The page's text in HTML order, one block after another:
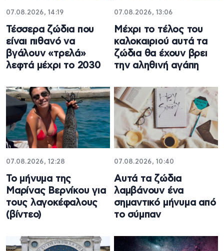
07.08.2026, 14:19
Τέσσερα ζώδια που
είναι πιθανό να
βγάλουν «τρελά»
λεφτά μέχρι το 2030
07.08.2026, 13:06
Μέχρι το τέλος του
καλοκαιριού αυτά τα
ζώδια θα έχουν βρει
την αληθινή αγάπη
07.08.2026, 12:28
Το μήνυμα της
Μαρίνας Βερνίκου για
τους λαγοκέφαλους
(βίντεο)
07.08.2026, 10:40
Αυτά τα ζώδια
λαμβάνουν ένα
σημαντικό μήνυμα από
το σύμπαν